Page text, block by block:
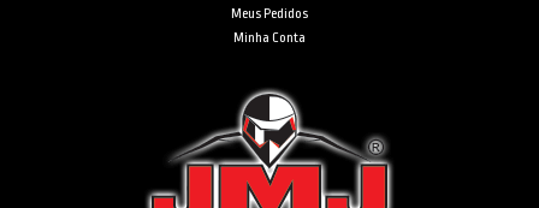
Meus Pedidos
Minha Conta